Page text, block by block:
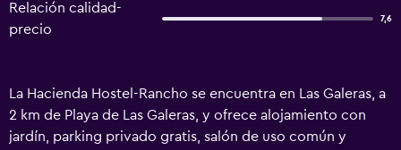
Relación calidad-
precio
7,6
La Hacienda Hostel-Rancho se encuentra en Las Galeras, a
2 km de Playa de Las Galeras, y ofrece alojamiento con
jardín, parking privado gratis, salón de uso común y